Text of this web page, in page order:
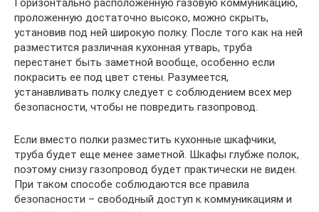
Горизонтально расположенную газовую коммуникацию,
проложенную достаточно высоко, можно скрыть,
установив под ней широкую полку. После того как на ней
разместится различная кухонная утварь, труба
перестанет быть заметной вообще, особенно если
покрасить ее под цвет стены. Разумеется,
устанавливать полку следует с соблюдением всех мер
безопасности, чтобы не повредить газопровод.
Если вместо полки разместить кухонные шкафчики,
труба будет еще менее заметной. Шкафы глубже полок,
поэтому снизу газопровод будет практически не виден.
При таком способе соблюдаются все правила
безопасности – свободный доступ к коммуникациям и